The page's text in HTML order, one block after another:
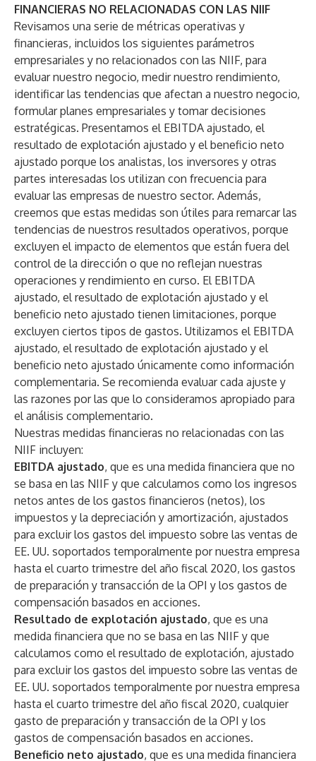
FINANCIERAS NO RELACIONADAS CON LAS NIIF
Revisamos una serie de métricas operativas y
financieras, incluidos los siguientes parámetros
empresariales y no relacionados con las NIIF, para
evaluar nuestro negocio, medir nuestro rendimiento,
identificar las tendencias que afectan a nuestro negocio,
formular planes empresariales y tomar decisiones
estratégicas. Presentamos el EBITDA ajustado, el
resultado de explotación ajustado y el beneficio neto
ajustado porque los analistas, los inversores y otras
partes interesadas los utilizan con frecuencia para
evaluar las empresas de nuestro sector. Además,
creemos que estas medidas son útiles para remarcar las
tendencias de nuestros resultados operativos, porque
excluyen el impacto de elementos que están fuera del
control de la dirección o que no reflejan nuestras
operaciones y rendimiento en curso. El EBITDA
ajustado, el resultado de explotación ajustado y el
beneficio neto ajustado tienen limitaciones, porque
excluyen ciertos tipos de gastos. Utilizamos el EBITDA
ajustado, el resultado de explotación ajustado y el
beneficio neto ajustado únicamente como información
complementaria. Se recomienda evaluar cada ajuste y
las razones por las que lo consideramos apropiado para
el análisis complementario.
Nuestras medidas financieras no relacionadas con las
NIIF incluyen:
EBITDA ajustado, que es una medida financiera que no
se basa en las NIIF y que calculamos como los ingresos
netos antes de los gastos financieros (netos), los
impuestos y la depreciación y amortización, ajustados
para excluir los gastos del impuesto sobre las ventas de
EE. UU. soportados temporalmente por nuestra empresa
hasta el cuarto trimestre del año fiscal 2020, los gastos
de preparación y transacción de la OPI y los gastos de
compensación basados en acciones.
Resultado de explotación ajustado, que es una
medida financiera que no se basa en las NIIF y que
calculamos como el resultado de explotación, ajustado
para excluir los gastos del impuesto sobre las ventas de
EE. UU. soportados temporalmente por nuestra empresa
hasta el cuarto trimestre del año fiscal 2020, cualquier
gasto de preparación y transacción de la OPI y los
gastos de compensación basados en acciones.
Beneficio neto ajustado, que es una medida financiera